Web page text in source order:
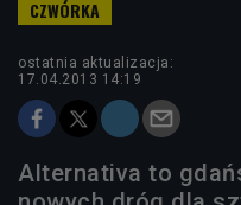
ostatnia aktualizacja:
17.04.2013 14:19
Alternativa to